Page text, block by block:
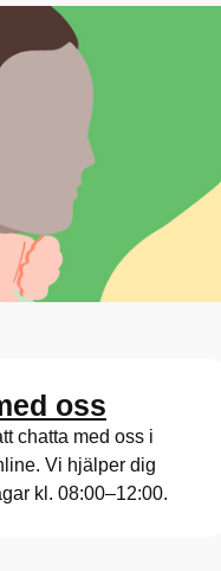
oss
chatta med oss i
Vi hjälper dig
kl. 08:00–12:00.